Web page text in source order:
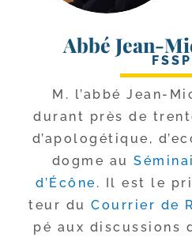
Abbé Jean-
M. l’ab­bé Jean-​
durant près de
d’a­po­lo­gé­tique,
dogme au
d’Écône . Il est le
teur du Courrier de
pé aux dis­cus­sions